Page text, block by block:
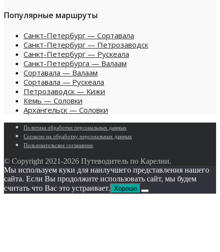
Популярные маршруты
Санкт-Петербург — Сортавала
Санкт-Петербург — Петрозаводск
Санкт-Петербург — Рускеала
Санкт-Петербурга — Валаам
Сортавала — Валаам
Сортавала — Рускеала
Петрозаводск — Кижи
Кемь — Соловки
Архангельск — Соловки
Политика обработки персональных данных
Согласие на обработку персональных данных
Пользовательское cоглашение
© Copyright 2021-2026 Путеводитель по Карелии.
Мы используем куки для наилучшего представления нашего
сайта. Если Вы продолжите использовать сайт, мы будем
считать что Вас это устраивает. Хорошо